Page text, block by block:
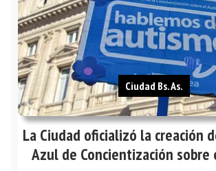
La Ciudad oficializó la creación
Azul de Concientización sobre
Ciudad Bs. As.